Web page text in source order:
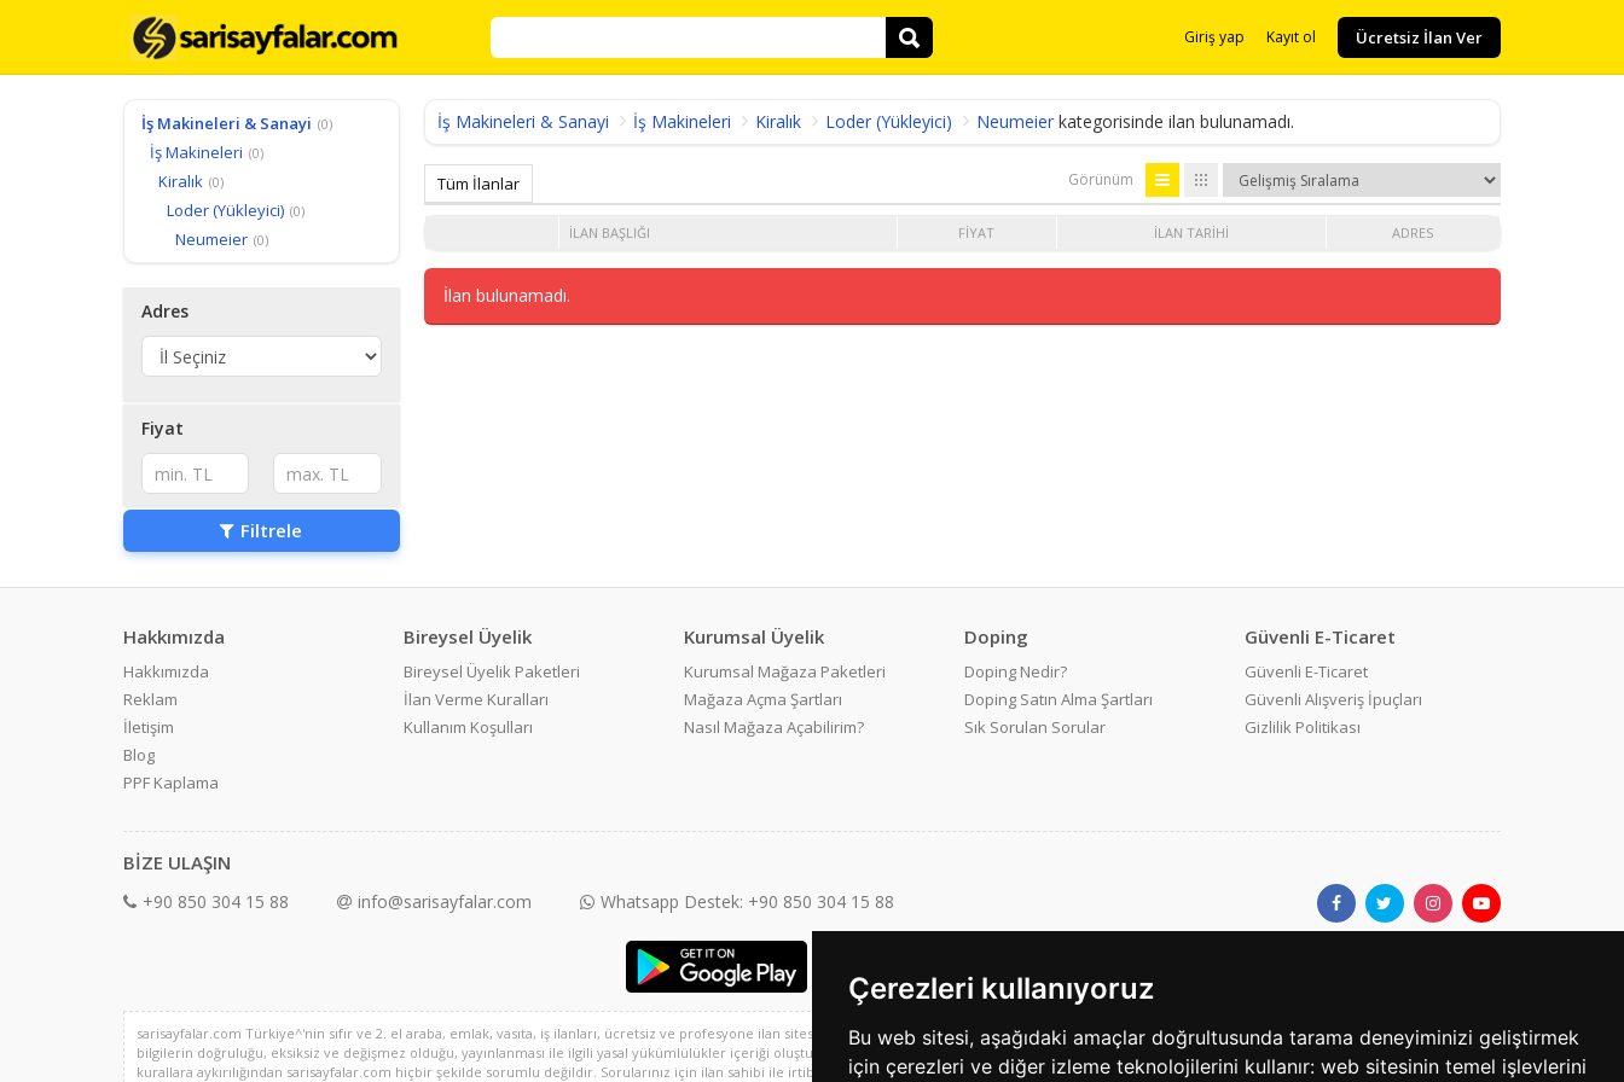
Çerezleri kullanıyoruz
Bu web sitesi, aşağıdaki amaçlar doğrultusunda tarama deneyiminizi geliştirmek
için çerezleri ve diğer izleme teknolojilerini kullanır: web sitesinin temel işlevlerini
Giriş yap Kayıt ol Ücretsiz İlan Ver
İş Makineleri & Sanayi (0)
İş Makineleri (0)
Kiralık (0)
Loder (Yükleyici) (0)
Neumeier (0)
Adres
Fiyat
Filtrele
İş Makineleri & Sanayi İş Makineleri Kiralık Loder (Yükleyici) Neumeier kategorisinde ilan bulunamadı.
Tüm İlanlar Görünüm
İLAN BAŞLIĞI FIYAT İLAN TARIHI ADRES
İlan bulunamadı.
Hakkımızda
Hakkımızda
Reklam
İletişim
Blog
PPF Kaplama
Bireysel Üyelik
Bireysel Üyelik Paketleri
İlan Verme Kuralları
Kullanım Koşulları
Kurumsal Üyelik
Kurumsal Mağaza Paketleri
Mağaza Açma Şartları
Nasıl Mağaza Açabilirim?
Doping
Doping Nedir?
Doping Satın Alma Şartları
Sık Sorulan Sorular
Güvenli E-Ticaret
Güvenli E-Ticaret
Güvenli Alışveriş İpuçları
Gizlilik Politikası
BİZE ULAŞIN
+90 850 304 15 88 info@sarisayfalar.com Whatsapp Destek: +90 850 304 15 88
sarisayfalar.com Türkiye^'nin sıfır ve 2. el araba, emlak, vasıta, iş ilanları, ücretsiz ve profesyone ilan sitesi ve 2. el alışveriş platformu, sarisayfalar.com'da yer alan kullanıcıların oluşturduğu tüm içerik, görüş ve
bilgilerin doğruluğu, eksiksiz ve değişmez olduğu, yayınlanması ile ilgili yasal yükümlülükler içeriği oluşturan kullanıcıya aittir. Bu içeriğin, görüş ve bilgilerin yanlışlık, eksiklik veya yasalarla düzenlenmiş
kurallara aykırılığından sarisayfalar.com hiçbir şekilde sorumlu değildir. Sorularınız için ilan sahibi ile irtibata geçebilirsiniz.